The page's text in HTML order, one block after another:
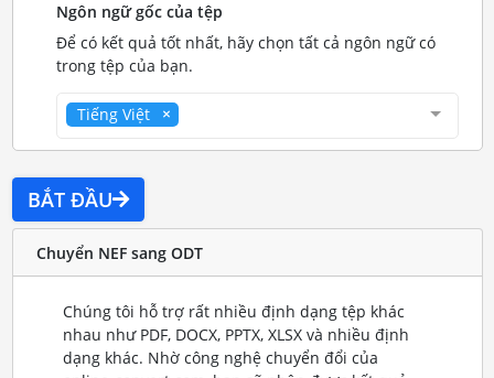
Ngôn ngữ gốc của tệp
Để có kết quả tốt nhất, hãy chọn tất cả ngôn ngữ có
trong tệp của bạn.
Tiếng Việt
BẮT ĐẦU
Chuyển NEF sang ODT
Chúng tôi hỗ trợ rất nhiều định dạng tệp khác
nhau như PDF, DOCX, PPTX, XLSX và nhiều định
dạng khác. Nhờ công nghệ chuyển đổi của